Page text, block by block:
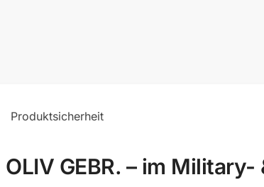
Produktsicherheit
OLIV GEBR. – im